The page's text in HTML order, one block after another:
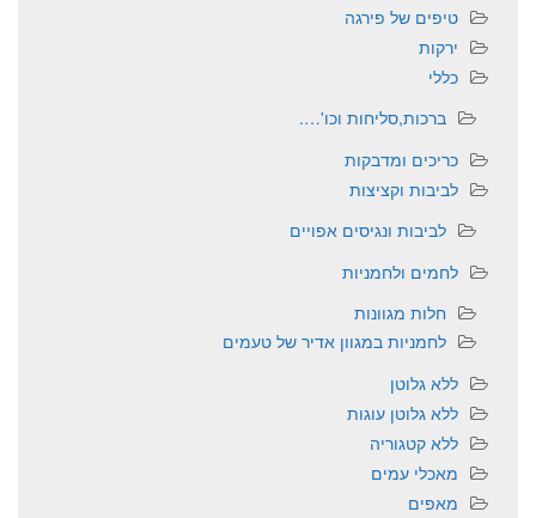
טיפים של פירגה
ירקות
כללי
ברכות,סליחות וכו'….
כריכים ומדבקות
לביבות וקציצות
לביבות ונגיסים אפויים
לחמים ולחמניות
חלות מגוונות
לחמניות במגוון אדיר של טעמים
ללא גלוטן
ללא גלוטן עוגות
ללא קטגוריה
מאכלי עמים
מאפים